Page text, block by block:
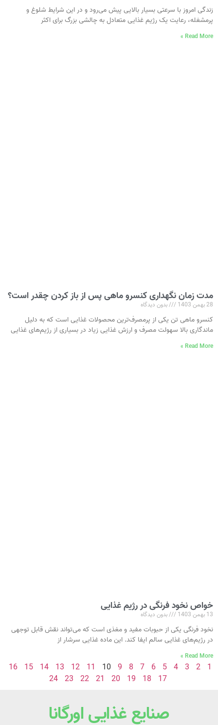
زندگی امروز با سرعتی بسیار بالایی پیش می‌رود و در این شرایط شلوغ و
پرمشغله، رعایت یک رژیم غذایی متعادل به چالشی بزرگ برای اکثر
Read More »
مدت زمان نگهداری کنسرو ماهی پس از باز کردن چقدر است؟
28 بهمن 1403 بدون دیدگاه
کنسرو ماهی تن یکی از پرمصرف‌ترین محصولات غذایی است که به دلیل
ماندگاری بالا سهولت مصرف و ارزش غذایی زیاد در بسیاری از رژیم‌های غذایی
Read More »
خواص نخود فرنگی در رژیم غذایی
13 بهمن 1403 بدون دیدگاه
نخود فرنگی یکی از حبوبات مفید و مغذی است که می‌تواند نقش قابل توجهی
در رژیم‌های غذایی سالم ایفا کند. این ماده غذایی سرشار از
Read More »
1
2
3
4
5
6
7
8
9
10
11
12
13
14
15
16
17
18
19
20
21
22
23
24
صنایع غذایی اورگانا